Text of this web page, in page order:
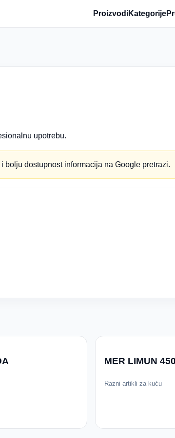
ProizvodiKategorije
upotrebu.
dostupnost informacija na Google pretrazi.
MER LIMUN
Razni artikli za kuću